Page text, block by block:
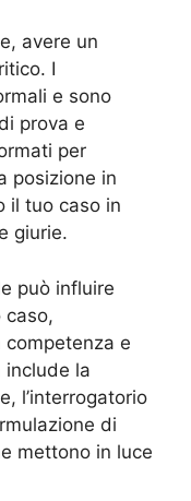
avere un
I
e sono
prova e
per
posizione in
il tuo caso in
giurie.
può influire
caso,
e
include la
l’interrogatorio
di
mettono in luce